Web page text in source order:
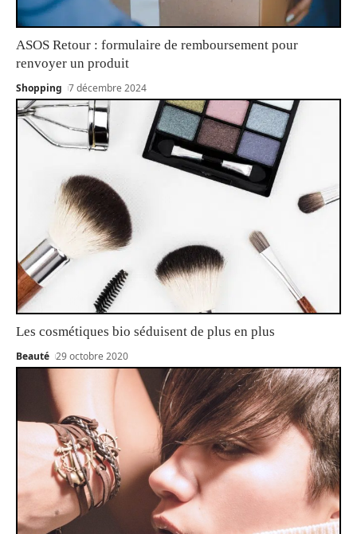
ASOS Retour : formulaire de remboursement pour
renvoyer un produit
Shopping 7 décembre 2024
Les cosmétiques bio séduisent de plus en plus
Beauté 29 octobre 2020